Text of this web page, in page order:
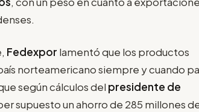
Fedexpor lamentó que los productos
norteamericano siempre y cuando
según cálculos del presidente de
supuesto un ahorro de 285 millones